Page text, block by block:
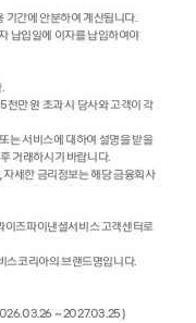
기간에 안분하여 계산됩니다.
납입일에 이자를 납입하여야
천만 원 초과 시 당사와 고객이 각
는 서비스에 대하여 설명을 받을
거래하시기 바랍니다.
세한 금리정보는 해당 금융회사
이즈파이낸셜서비스 고객센터로
스코리아의 브랜드명입니다.
~ 2027.03.25 )